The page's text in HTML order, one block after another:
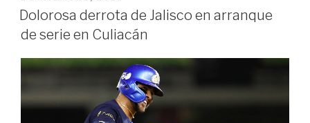
EN
Dolorosa derrota de Jalisco en arranque
de serie en Culiacán